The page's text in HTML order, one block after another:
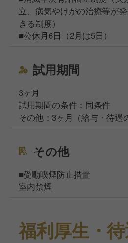
立、病気やけがの治療等が
きる制度）
■公休月6日（2月は5日）
試用期間
3ヶ月
試用期間の条件：同条件
その他：3ヶ月（給与・待遇
その他
■受動喫煙防止措置
室内禁煙
福利厚生・